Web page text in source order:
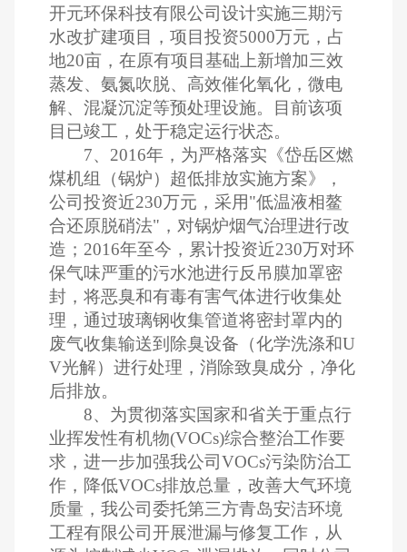
开元环保科技有限公司设计实施三期污
水改扩建项目，项目投资5000万元，占
地20亩，在原有项目基础上新增加三效
蒸发、氨氮吹脱、高效催化氧化，微电
解、混凝沉淀等预处理设施。目前该项
目已竣工，处于稳定运行状态。
7、 2016年，为严格落实《岱岳区燃
煤机组（锅炉）超低排放实施方案》，
公司投资近230万元，采用"低温液相鳌
合还原脱硝法"，对锅炉烟气治理进行改
造； 2016年至今，累计投资近230万对环
保气味严重的污水池进行反吊膜加罩密
封，将恶臭和有毒有害气体进行收集处
理，通过玻璃钢收集管道将密封罩内的
废气收集输送到除臭设备（化学洗涤和U
V光解）进行处理，消除致臭成分，净化
后排放。
8、为贯彻落实国家和省关于重点行
业挥发性有机物(VOCs)综合整治工作要
求，进一步加强我公司VOCs污染防治工
作，降低VOCs排放总量，改善大气环境
质量，我公司委托第三方青岛安洁环境
工程有限公司开展泄漏与修复工作，从